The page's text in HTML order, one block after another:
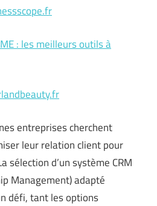
: les meilleurs outils à
entreprises cherchent
leur relation client pour
sélection d’un système CRM
Management) adapté
défi, tant les options